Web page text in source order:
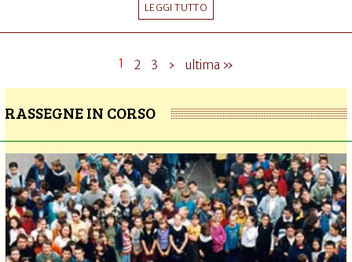
LEGGI TUTTO
1 2 3 › ultima »
RASSEGNE IN CORSO